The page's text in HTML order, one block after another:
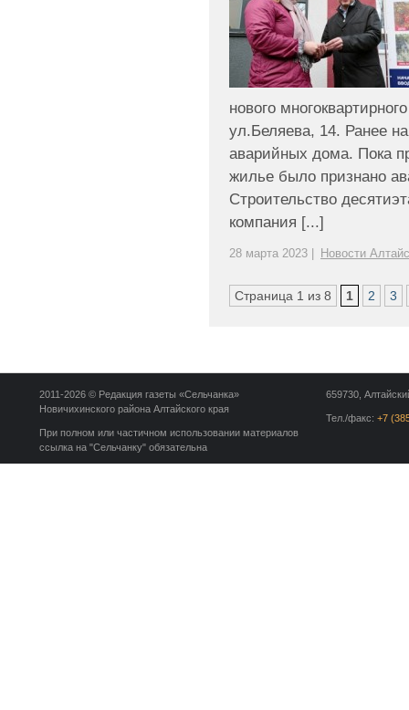
нового
ул.Беляева, 14. Ранее
аварийных дома. Пока
жилье было признано
Строительство
компания [...]
28 марта 2023 | Новости
Страница 1 из 8 1 2 3
659730,
Тел./факс: +7
2011-2026 © Редакция газеты «Сельчанка»
Новичихинского района Алтайского края
При полном или частичном использовании материалов
ссылка на "Сельчанку" обязательна